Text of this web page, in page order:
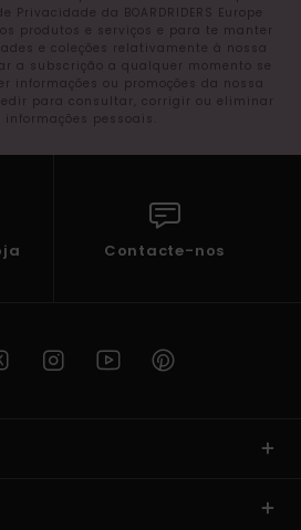
da BOARDRIDERS Europe
produtos e serviços e para te manter
e coleções relativamente à nossa
a subscrição a qualquer momento se
informações ou promoções da nossa
para consultar, corrigir ou eliminar
pessoais.
Contacte-nos